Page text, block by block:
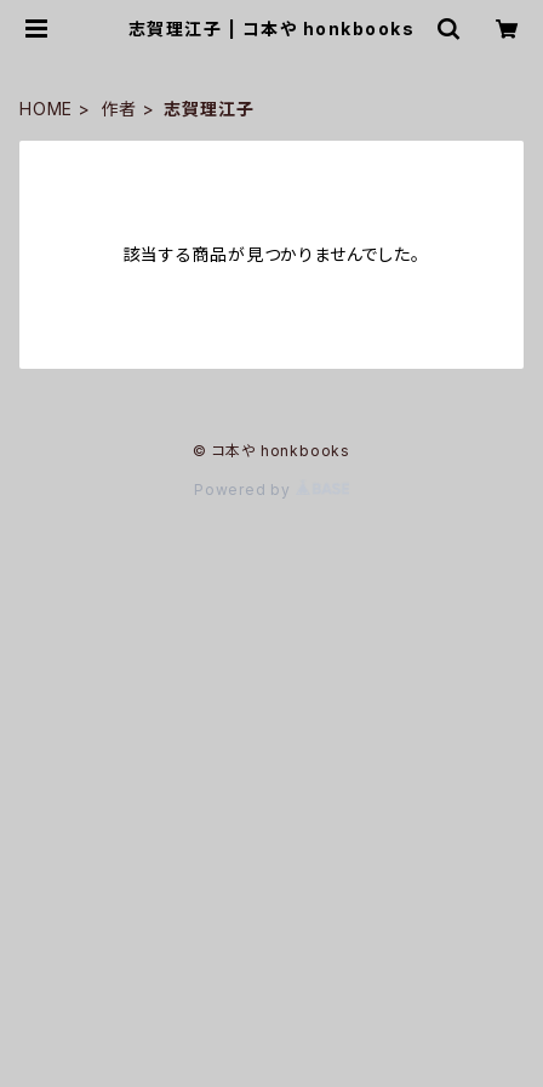
志賀理江子 | コ本や honkbooks
HOME 作者 志賀理江子
該当する商品が見つかりませんでした。
© コ本や honkbooks
Powered by